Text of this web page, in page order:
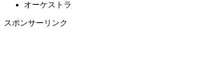
オーケストラ
スポンサーリンク